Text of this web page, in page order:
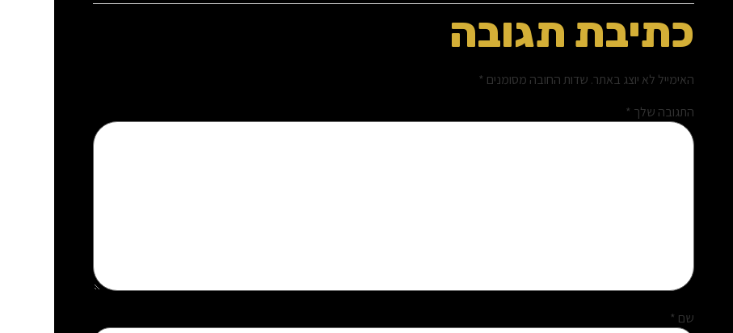
כתיבת תגובה
האימייל לא יוצג באתר. שדות החובה מסומנים *
התגובה שלך *
שם *